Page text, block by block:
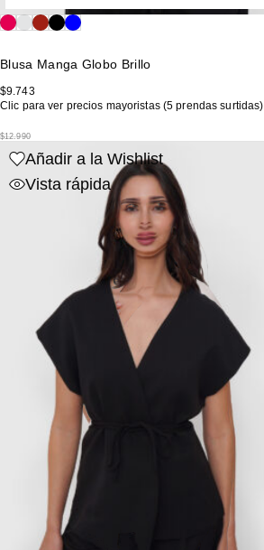
Blusa Manga Globo Brillo
$12.990
$9.743
Clic para ver precios mayoristas (5 prendas surtidas)
Añadir a la Wishlist
Vista rápida